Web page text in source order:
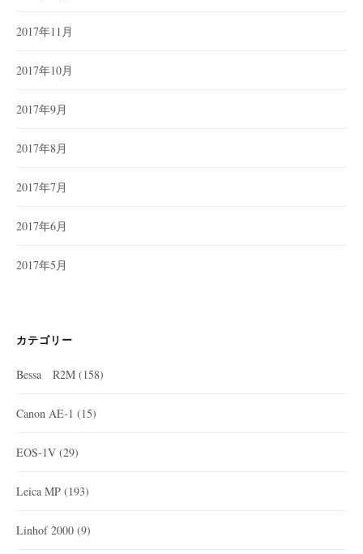
2017年11月
2017年10月
2017年9月
2017年8月
2017年7月
2017年6月
2017年5月
カテゴリー
Bessa R2M (158)
Canon AE-1 (15)
EOS-1V (29)
Leica MP (193)
Linhof 2000 (9)